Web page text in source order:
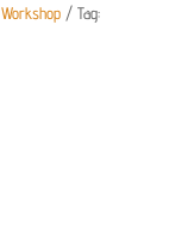
Workshop
Tag: